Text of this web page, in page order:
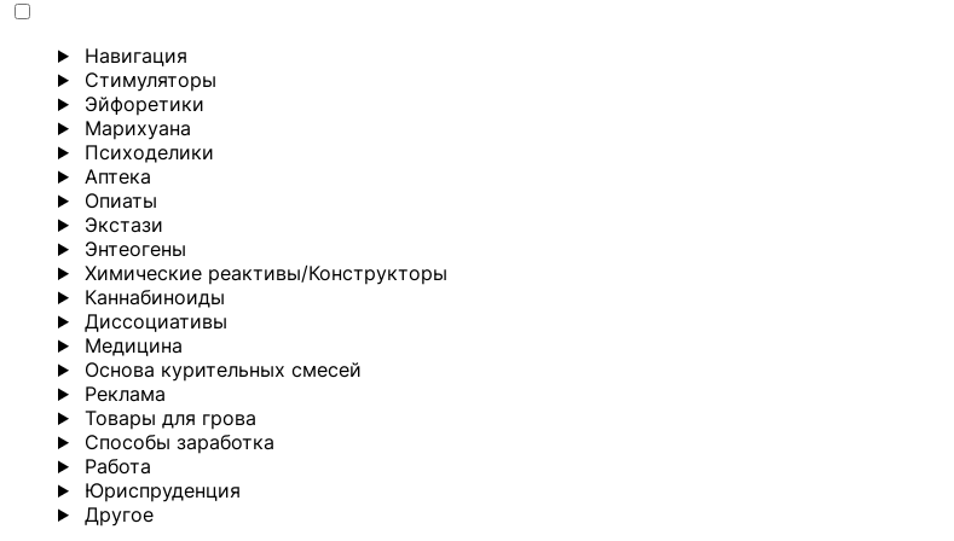
Навигация
Стимуляторы
Эйфоретики
Марихуана
Психоделики
Аптека
Опиаты
Экстази
Энтеогены
Химические реактивы/Конструкторы
Каннабиноиды
Диссоциативы
Медицина
Основа курительных смесей
Реклама
Товары для грова
Способы заработка
Работа
Юриспруденция
Другoе